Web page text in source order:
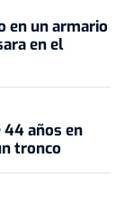
en un armario
en el
años en
tronco